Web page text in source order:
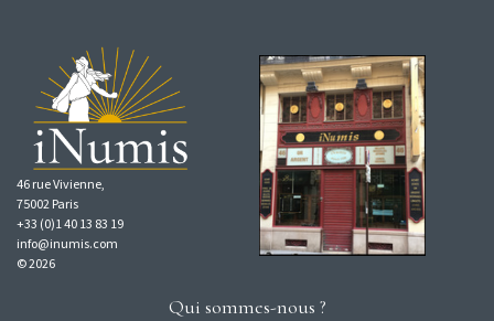
46 rue Vivienne,
75002 Paris
+33 (0)1 40 13 83 19
info@inumis.com
© 2026
Qui sommes-nous ?